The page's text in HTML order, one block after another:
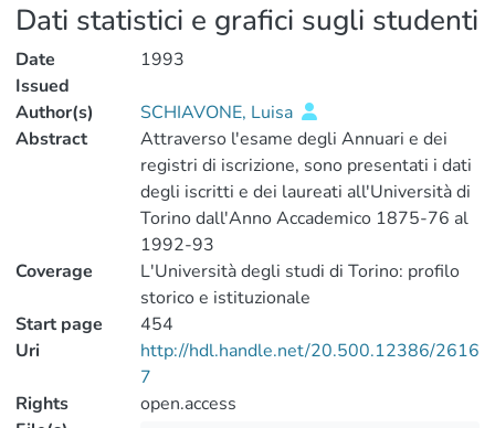
Dati statistici e grafici sugli studenti
Date
Issued
1993
Author(s)
SCHIAVONE, Luisa
Abstract
Attraverso l'esame degli Annuari e dei
registri di iscrizione, sono presentati i dati
degli iscritti e dei laureati all'Università di
Torino dall'Anno Accademico 1875-76 al
1992-93
Coverage
L'Università degli studi di Torino: profilo
storico e istituzionale
Start page
454
Uri
http://hdl.handle.net/20.500.12386/2616
7
Rights
open.access